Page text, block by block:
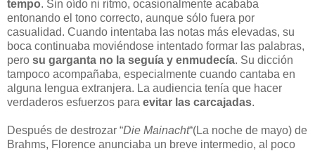
tempo. Sin oído ni ritmo, ocasionalmente acababa
entonando el tono correcto, aunque sólo fuera por
casualidad. Cuando intentaba las notas más elevadas, su
boca continuaba moviéndose intentado formar las palabras,
pero su garganta no la seguía y enmudecía. Su dicción
tampoco acompañaba, especialmente cuando cantaba en
alguna lengua extranjera. La audiencia tenía que hacer
verdaderos esfuerzos para evitar las carcajadas.
Después de destrozar “Die Mainacht“(La noche de mayo) de
Brahms, Florence anunciaba un breve intermedio, al poco